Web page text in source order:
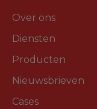
Over ons
Diensten
Producten
Nieuwsbrieven
Cases